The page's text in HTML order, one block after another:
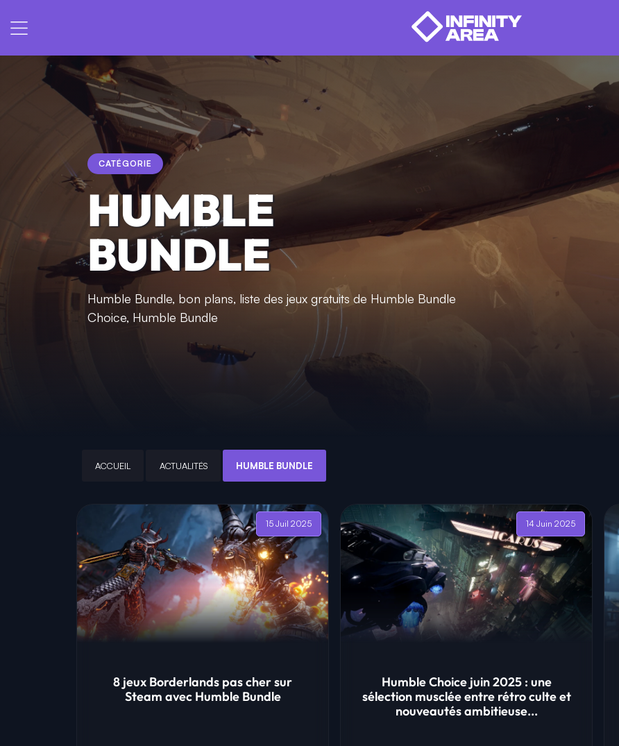
CATÉGORIE
HUMBLE
BUNDLE
Humble Bundle, bon plans, liste des jeux gratuits de Humble Bundle
Choice, Humble Bundle
ACCUEIL ACTUALITÉS HUMBLE BUNDLE
15 Juil 2025
8 jeux Borderlands pas cher sur
Steam avec Humble Bundle
14 Juin 2025
Humble Choice juin 2025 : une
sélection musclée entre rétro culte et
nouveautés ambitieuse...